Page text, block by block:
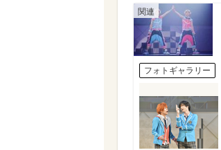
フォトギャラリー